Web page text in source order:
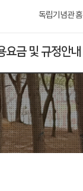
독립기념관 홈
요금 및 규정안내